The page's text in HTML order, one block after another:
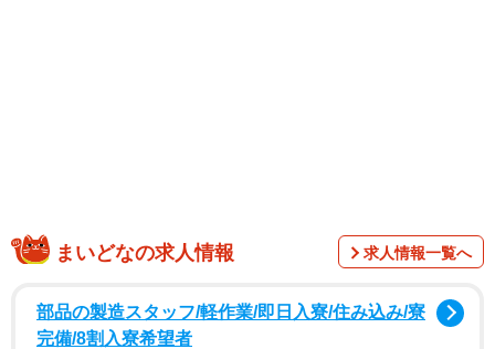
あお君、そら君、いく君を育てるママ（ @sattun042 ）。
毎日消費するオムツを、少しでも楽に取り出せないかと考
まいどなの求人情報 求人情報一覧へ
部品の製造スタッフ/軽作業/即日入寮/住み込み/寮
完備/8割入寮希望者